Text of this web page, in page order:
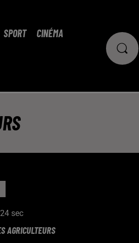
SPORT CINÉMA
sec
AGRICULTEURS